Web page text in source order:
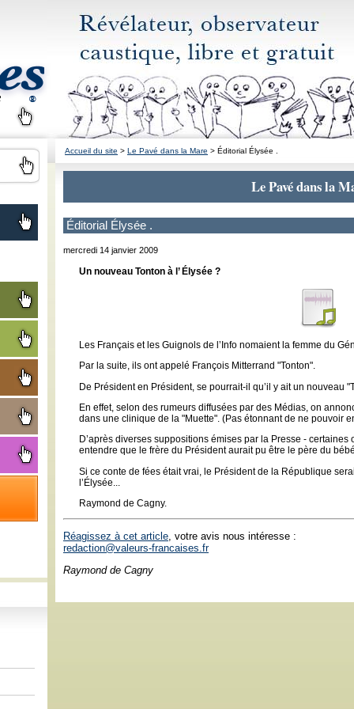
Accueil du site > Le Pavé dans la Mare > Éditorial Élysée .
Le Pavé dans la
Éditorial Élysée .
mercredi 14 janvier 2009
Un nouveau Tonton à l’ Élysée ?
Les Français et les Guignols de l’Info nomaient la femme du
Par la suite, ils ont appelé François Mitterrand "Tonton".
De Président en Président, se pourrait-il qu’il y ait un nouveau
En effet, selon des rumeurs diffusées par des Médias, on
dans une clinique de la "Muette". (Pas étonnant de ne pouvoir
D’après diverses suppositions émises par la Presse -
entendre que le frère du Président aurait pu être le père du
Si ce conte de fées était vrai, le Président de la République
l’Élysée...
Raymond de Cagny.
Réagissez à cet article , votre avis nous intéresse :
redaction@valeurs-francaises.fr
Raymond de Cagny